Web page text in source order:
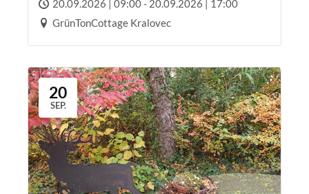
20.09.2026 | 09:00 - 20.09.2026 | 17:00
GrünTonCottage Kralovec
20
SEP.